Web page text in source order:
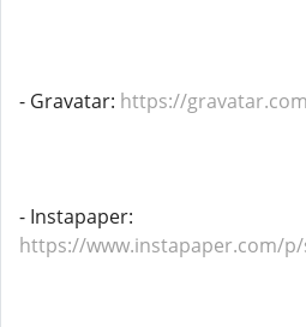
- Gravatar: https://
- Instapaper:
https://www.instapaper.com/